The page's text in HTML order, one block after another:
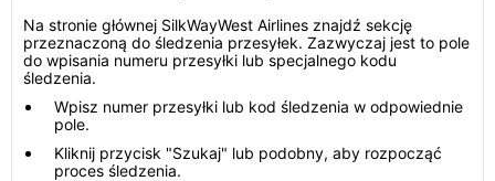
Na stronie głównej SilkWayWest Airlines znajdź sekcję
przeznaczoną do śledzenia przesyłek. Zazwyczaj jest to pole
do wpisania numeru przesyłki lub specjalnego kodu
śledzenia.
Wpisz numer przesyłki lub kod śledzenia w odpowiednie
pole.
Kliknij przycisk "Szukaj" lub podobny, aby rozpocząć
proces śledzenia.